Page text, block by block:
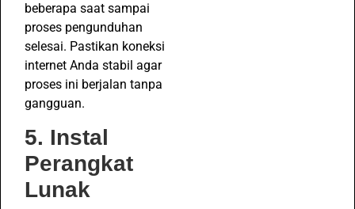
beberapa saat sampai
proses pengunduhan
selesai. Pastikan koneksi
internet Anda stabil agar
proses ini berjalan tanpa
gangguan.
5. Instal
Perangkat
Lunak